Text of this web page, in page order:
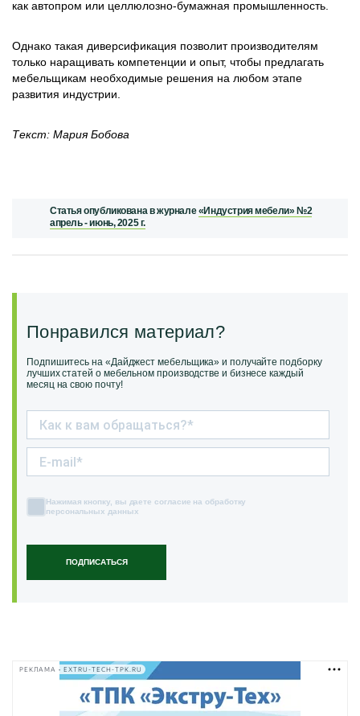
как автопром или целлюлозно-бумажная промышленность.
Однако такая диверсификация позволит производителям
только наращивать компетенции и опыт, чтобы предлагать
мебельщикам необходимые решения на любом этапе
развития индустрии.
Текст: Мария Бобова
Статья опубликована в журнале«Индустрия мебели» №2
апрель - июнь, 2025 г.
Понравился материал?
Подпишитесь на «Дайджест мебельщика» и получайте подборку
лучших статей о мебельном производстве и бизнесе каждый
месяц на свою почту!
ПОДПИСАТЬСЯ
Нажимая кнопку, вы даете согласие на обработку
персональных данных
РЕКЛАМА • EXTRU-TECH-TPK.RU